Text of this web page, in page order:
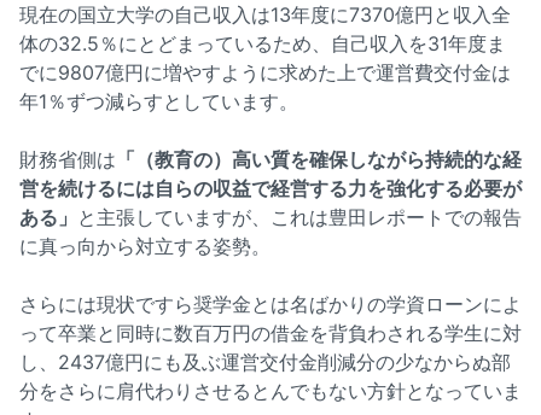
現在の国立大学の自己収入は13年度に7370億円と収入全
体の32.5％にとどまっているため、自己収入を31年度ま
でに9807億円に増やすように求めた上で運営費交付金は
年1％ずつ減らすとしています。
財務省側は 「（教育の）高い質を確保しながら持続的な経
営を続けるには自らの収益で経営する力を強化する必要が
ある」 と主張していますが、これは豊田レポートでの報告
に真っ向から対立する姿勢。
さらには現状ですら奨学金とは名ばかりの学資ローンによ
って卒業と同時に数百万円の借金を背負わされる学生に対
し、2437億円にも及ぶ運営交付金削減分の少なからぬ部
分をさらに肩代わりさせるとんでもない方針となっていま